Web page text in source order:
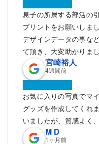
息子の所属する部活の
プリントをお願いしまし
デザインデータの事な
て頂き、大変助かりまし
宮崎裕人
4週間前
お気に入りの写真でマ
グッズを作成してくれ
いましたが、質感よく
M D
1ヶ月前